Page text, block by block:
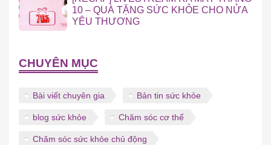
10 – QUÀ TẶNG SỨC KHỎE CHO NỬA
YÊU THƯƠNG
CHUYÊN MỤC
Bài viết chuyên gia Bản tin sức khỏe
blog sức khỏe Chăm sóc cơ thể
Chăm sóc sức khỏe chủ động